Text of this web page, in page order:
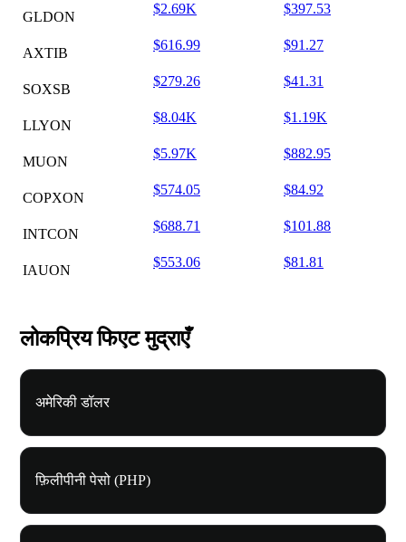
GLDON
$2.69K $397.53
AXTIB
$616.99 $91.27
SOXSB
$279.26 $41.31
LLYON
$8.04K $1.19K
MUON
$5.97K $882.95
COPXON
$574.05 $84.92
INTCON
$688.71 $101.88
IAUON
$553.06 $81.81
लोकप्रिय फिएट मुद्राएँ
अमेरिकी डॉलर
फ़िलीपीनी पेसो (PHP)